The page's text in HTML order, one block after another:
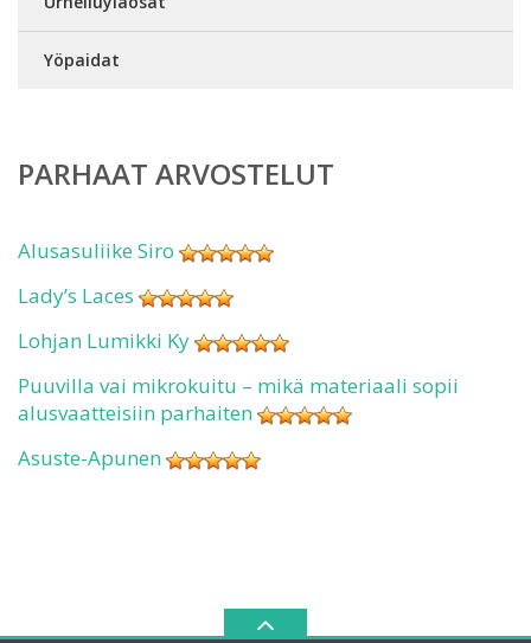
Yöpaidat
PARHAAT ARVOSTELUT
Alusasuliike Siro
Lady’s Laces
Lohjan Lumikki Ky
Puuvilla vai mikrokuitu – mikä materiaali sopii
alusvaatteisiin parhaiten
Asuste-Apunen